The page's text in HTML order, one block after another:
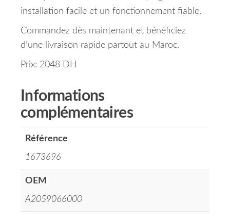
installation facile et un fonctionnement fiable.
Commandez dès maintenant et bénéficiez
d’une livraison rapide partout au Maroc.
Prix: 2048 DH
Informations
complémentaires
Référence
1673696
OEM
A2059066000